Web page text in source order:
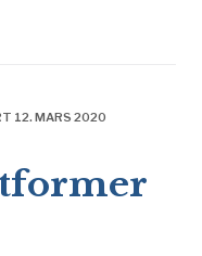
12. MARS 2020